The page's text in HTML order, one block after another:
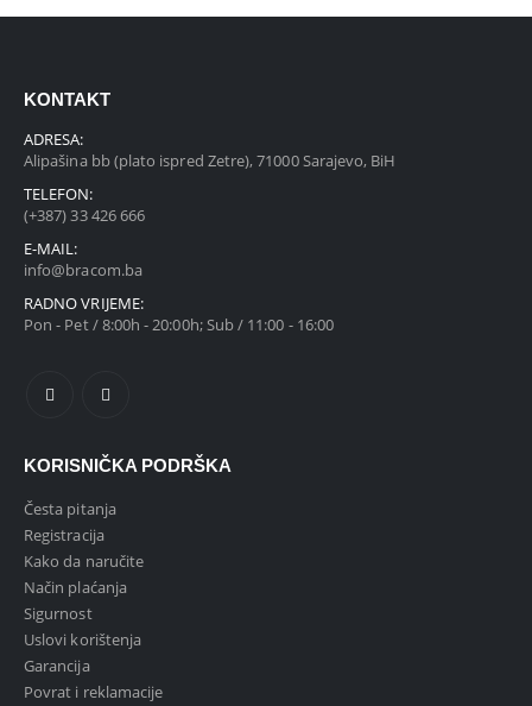
KONTAKT
ADRESA:
Alipašina bb (plato ispred Zetre), 71000 Sarajevo, BiH
TELEFON:
(+387) 33 426 666
E-MAIL:
info@bracom.ba
RADNO VRIJEME:
Pon - Pet / 8:00h - 20:00h; Sub / 11:00 - 16:00
KORISNIČKA PODRŠKA
Česta pitanja
Registracija
Kako da naručite
Način plaćanja
Sigurnost
Uslovi korištenja
Garancija
Povrat i reklamacije